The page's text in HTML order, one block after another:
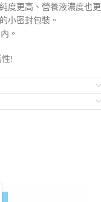
度更高、營養液濃度也更
小密封包裝。
。
!